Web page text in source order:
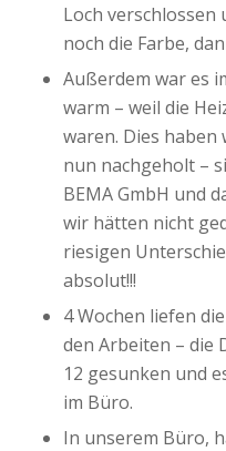
Loch verschlossen
noch die Farbe,
Außerdem war es
warm – weil die
waren. Dies haben
nun nachgeholt –
BEMA GmbH und
wir hätten nicht
riesigen
absolut!!!
4 Wochen liefen
den Arbeiten – die
12 gesunken und
im Büro.
In unserem Büro,